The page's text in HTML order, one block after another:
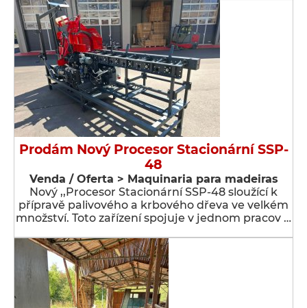
Prodám Nový Procesor Stacionární SSP-
48
Venda / Oferta > Maquinaria para madeiras
Nový ,,Procesor Stacionární SSP-48 sloužící k
přípravě palivového a krbového dřeva ve velkém
množství. Toto zařízení spojuje v jednom pracov …